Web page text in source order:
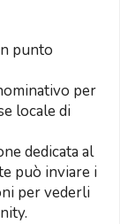
punto
per
locale di
dedicata al
può inviare i
per vederli